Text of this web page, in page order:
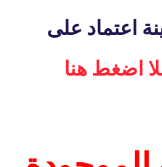
اعتماد على
اضغط هنا